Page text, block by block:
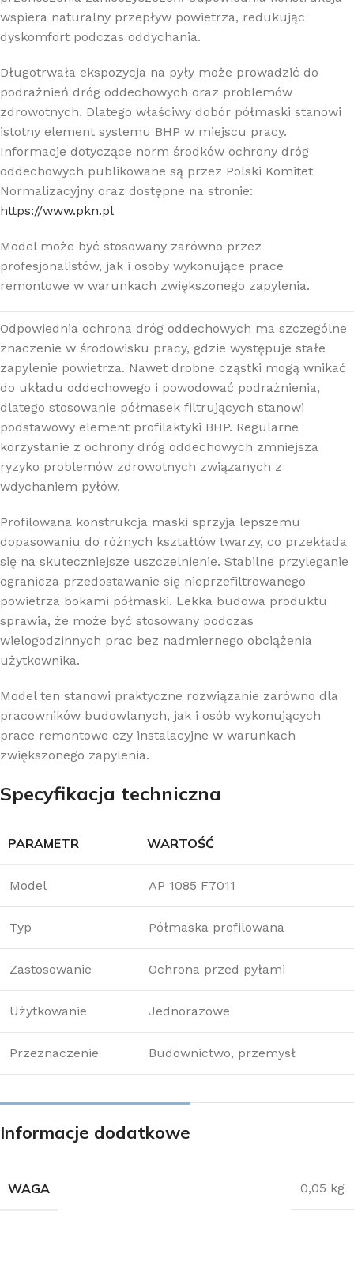
wspiera naturalny przepływ powietrza, redukując
dyskomfort podczas oddychania.
Długotrwała ekspozycja na pyły może prowadzić do
podrażnień dróg oddechowych oraz problemów
zdrowotnych. Dlatego właściwy dobór półmaski stanowi
istotny element systemu BHP w miejscu pracy.
Informacje dotyczące norm środków ochrony dróg
oddechowych publikowane są przez Polski Komitet
Normalizacyjny oraz dostępne na stronie:
https://www.pkn.pl
Model może być stosowany zarówno przez
profesjonalistów, jak i osoby wykonujące prace
remontowe w warunkach zwiększonego zapylenia.
Odpowiednia ochrona dróg oddechowych ma szczególne
znaczenie w środowisku pracy, gdzie występuje stałe
zapylenie powietrza. Nawet drobne cząstki mogą wnikać
do układu oddechowego i powodować podrażnienia,
dlatego stosowanie półmasek filtrujących stanowi
podstawowy element profilaktyki BHP. Regularne
korzystanie z ochrony dróg oddechowych zmniejsza
ryzyko problemów zdrowotnych związanych z
wdychaniem pyłów.
Profilowana konstrukcja maski sprzyja lepszemu
dopasowaniu do różnych kształtów twarzy, co przekłada
się na skuteczniejsze uszczelnienie. Stabilne przyleganie
ogranicza przedostawanie się nieprzefiltrowanego
powietrza bokami półmaski. Lekka budowa produktu
sprawia, że może być stosowany podczas
wielogodzinnych prac bez nadmiernego obciążenia
użytkownika.
Model ten stanowi praktyczne rozwiązanie zarówno dla
pracowników budowlanych, jak i osób wykonujących
prace remontowe czy instalacyjne w warunkach
zwiększonego zapylenia.
Specyfikacja techniczna
PARAMETR WARTOŚĆ
Model AP 1085 F7011
Typ Półmaska profilowana
Zastosowanie Ochrona przed pyłami
Użytkowanie Jednorazowe
Przeznaczenie Budownictwo, przemysł
Informacje dodatkowe
WAGA 0,05 kg